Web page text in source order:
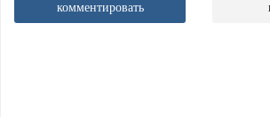
комментировать